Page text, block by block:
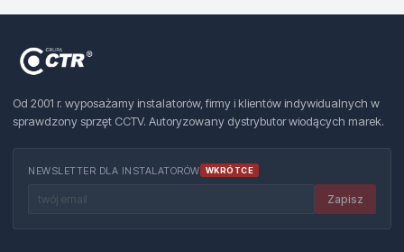
Od 2001 r. wyposażamy instalatorów, firmy i klientów indywidualnych w
sprawdzony sprzęt CCTV. Autoryzowany dystrybutor wiodących marek.
NEWSLETTER DLA INSTALATORÓW WKRÓTCE
Zapisz